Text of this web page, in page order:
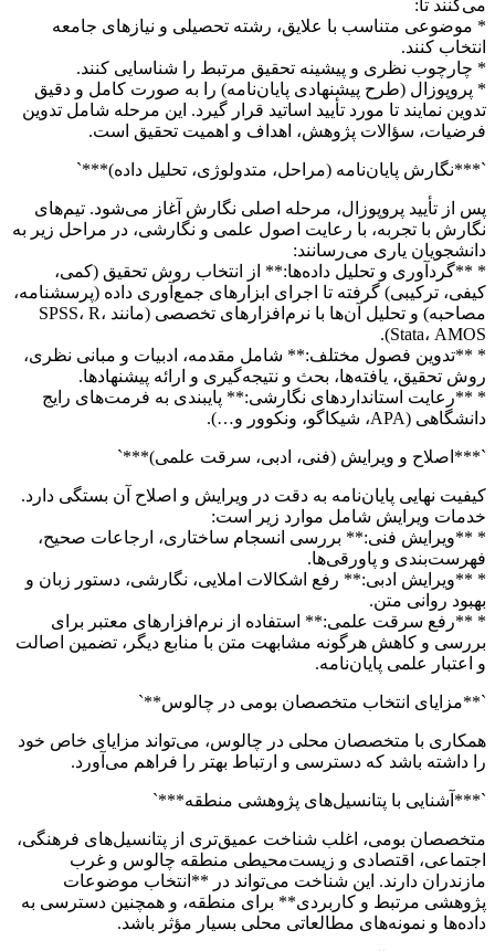
می‌کنند تا:
* موضوعی متناسب با علایق، رشته تحصیلی و نیازهای جامعه
انتخاب کنند.
* چارچوب نظری و پیشینه تحقیق مرتبط را شناسایی کنند.
* پروپوزال (طرح پیشنهادی پایان‌نامه) را به صورت کامل و دقیق
تدوین نمایند تا مورد تأیید اساتید قرار گیرد. این مرحله شامل تدوین
فرضیات، سؤالات پژوهش، اهداف و اهمیت تحقیق است.
`***نگارش پایان‌نامه (مراحل، متدولوژی، تحلیل داده)***`
پس از تأیید پروپوزال، مرحله اصلی نگارش آغاز می‌شود. تیم‌های
نگارش با تجربه، با رعایت اصول علمی و نگارشی، در مراحل زیر به
دانشجویان یاری می‌رسانند:
* **گردآوری و تحلیل داده‌ها:** از انتخاب روش تحقیق (کمی،
کیفی، ترکیبی) گرفته تا اجرای ابزارهای جمع‌آوری داده (پرسشنامه،
مصاحبه) و تحلیل آن‌ها با نرم‌افزارهای تخصصی (مانند SPSS، R،
Stata، AMOS).
* **تدوین فصول مختلف:** شامل مقدمه، ادبیات و مبانی نظری،
روش تحقیق، یافته‌ها، بحث و نتیجه‌گیری و ارائه پیشنهادها.
* **رعایت استانداردهای نگارشی:** پایبندی به فرمت‌های رایج
دانشگاهی (APA، شیکاگو، ونکوور و…).
`***اصلاح و ویرایش (فنی، ادبی، سرقت علمی)***`
کیفیت نهایی پایان‌نامه به دقت در ویرایش و اصلاح آن بستگی دارد.
خدمات ویرایش شامل موارد زیر است:
* **ویرایش فنی:** بررسی انسجام ساختاری، ارجاعات صحیح،
فهرست‌بندی و پاورقی‌ها.
* **ویرایش ادبی:** رفع اشکالات املایی، نگارشی، دستور زبان و
بهبود روانی متن.
* **رفع سرقت علمی:** استفاده از نرم‌افزارهای معتبر برای
بررسی و کاهش هرگونه مشابهت متن با منابع دیگر، تضمین اصالت
و اعتبار علمی پایان‌نامه.
`**مزایای انتخاب متخصصان بومی در چالوس**`
همکاری با متخصصان محلی در چالوس، می‌تواند مزایای خاص خود
را داشته باشد که دسترسی و ارتباط بهتر را فراهم می‌آورد.
`***آشنایی با پتانسیل‌های پژوهشی منطقه***`
متخصصان بومی، اغلب شناخت عمیق‌تری از پتانسیل‌های فرهنگی،
اجتماعی، اقتصادی و زیست‌محیطی منطقه چالوس و غرب
مازندران دارند. این شناخت می‌تواند در **انتخاب موضوعات
پژوهشی مرتبط و کاربردی** برای منطقه، و همچنین دسترسی به
داده‌ها و نمونه‌های مطالعاتی محلی بسیار مؤثر باشد.